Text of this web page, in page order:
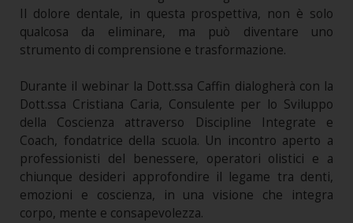
Il dolore dentale, in questa prospettiva, non è solo
qualcosa da eliminare, ma può diventare uno
strumento di comprensione e trasformazione.
Durante il webinar la Dott.ssa Caffin dialogherà con la
Dott.ssa Cristiana Caria, Consulente per lo Sviluppo
della Coscienza attraverso Discipline Integrate e
Coach, fondatrice della scuola. Un incontro aperto a
professionisti del benessere, operatori olistici e a
chiunque desideri approfondire il legame tra denti,
emozioni e coscienza, in una visione che integra
corpo, mente e consapevolezza.